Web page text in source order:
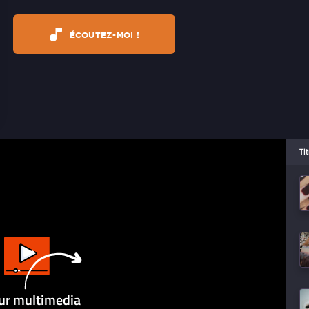
ÉCOUTEZ-MOI !
multimedia